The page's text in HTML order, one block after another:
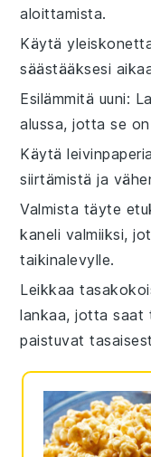
aloittamista.
Käytä
säästääksesi
Esilämmitä uuni:
alussa, jotta se
Käytä leivinpaperia
siirtämistä ja
Valmista täyte
kaneli valmiiksi,
taikinalevylle.
Leikkaa
lankaa, jotta
paistuvat